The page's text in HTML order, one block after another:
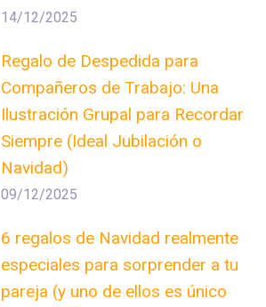
14/12/2025
Regalo de Despedida para
Compañeros de Trabajo: Una
Ilustración Grupal para Recordar
Siempre (Ideal Jubilación o
Navidad)
09/12/2025
6 regalos de Navidad realmente
especiales para sorprender a tu
pareja (y uno de ellos es único